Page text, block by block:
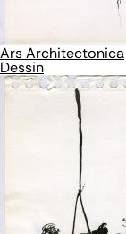
Ars Architectonica
Dessin